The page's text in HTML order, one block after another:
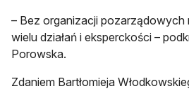
– Bez organizacji pozarządowych
wielu działań i eksperckości –
Porowska.
Zdaniem Bartłomieja